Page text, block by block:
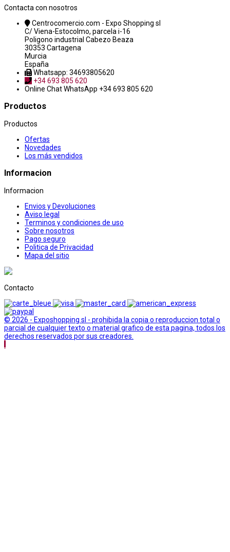
Contacta con nosotros
Centrocomercio.com - Expo Shopping sl
C/ Viena-Estocolmo, parcela i-16
Poligono industrial Cabezo Beaza
30353 Cartagena
Murcia
España
Whatsapp: 34693805620
+34 693 805 620
Online ChatWhatsApp +34 693 805 620
Productos
Productos
Ofertas
Novedades
Los más vendidos
Informacion
Informacion
Envios y Devoluciones
Aviso legal
Terminos y condiciones de uso
Sobre nosotros
Pago seguro
Politica de Privacidad
Mapa del sitio
Contacto
© 2026 - Exposhopping sl - prohibida la copia o reproduccion total o
parcial de cualquier texto o material grafico de esta pagina, todos los
derechos reservados por sus creadores.